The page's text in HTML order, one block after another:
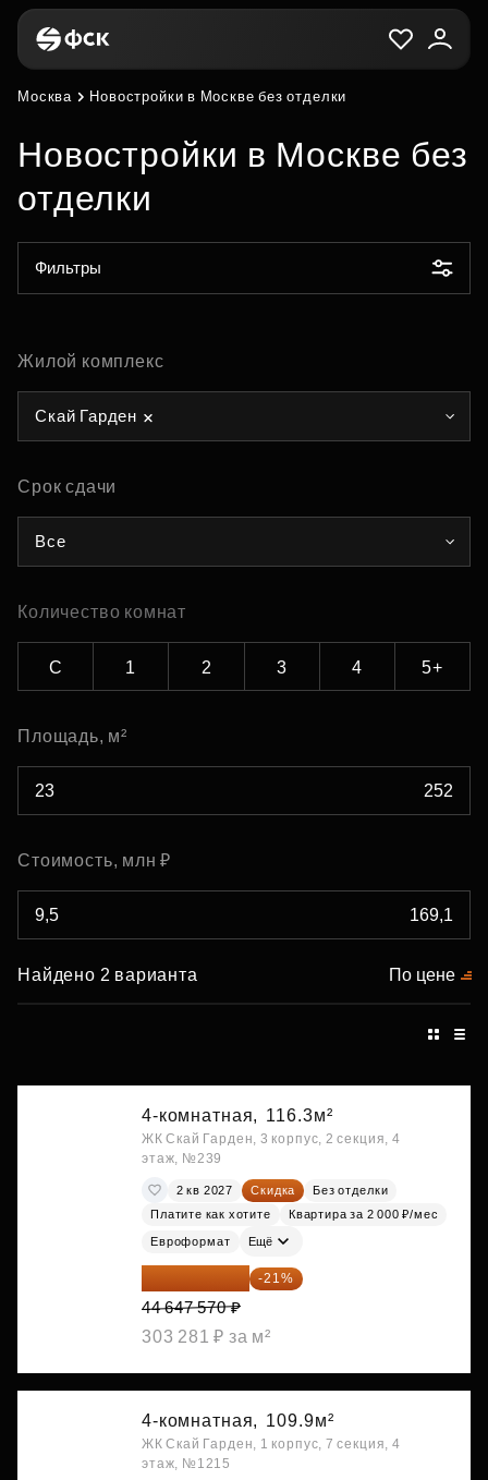
Москва Новостройки в Москве без отделки
Новостройки в Москве без
отделки
Фильтры
Жилой комплекс
Скай Гарден
Срок сдачи
Все
Количество комнат
С 1 2 3 4 5+
Площадь, м²
Стоимость, млн ₽
Найдено 2 варианта По цене
4-комнатная, 116.3м²
ЖК Скай Гарден, 3 корпус, 2 секция, 4
этаж, №239
2 кв 2027 Скидка
Без отделки
Платите как хотите
Квартира за 2 000 ₽/мес
Евроформат Ещё
35 271 580 ₽ -21%
44 647 570 ₽
303 281 ₽ за м²
4-комнатная, 109.9м²
ЖК Скай Гарден, 1 корпус, 7 секция, 4
этаж, №1215